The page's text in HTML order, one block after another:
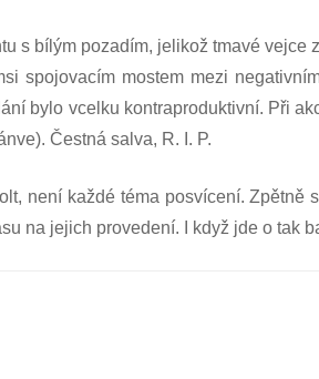
s bílým pozadím, jelikož tmavé
spojovacím mostem mezi
bylo vcelku kontraproduktivní. Při
Čestná salva, R. I. P.
není každé téma posvícení. Zpětně
na jejich provedení. I když jde o tak